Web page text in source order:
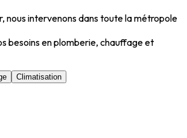
nous intervenons dans toute la métropole
besoins en plomberie, chauffage et
Climatisation